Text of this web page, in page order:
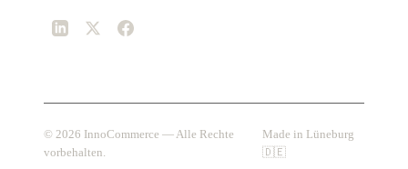
© 2026 InnoCommerce — Alle Rechte
vorbehalten.
Made in Lüneburg
🇩🇪